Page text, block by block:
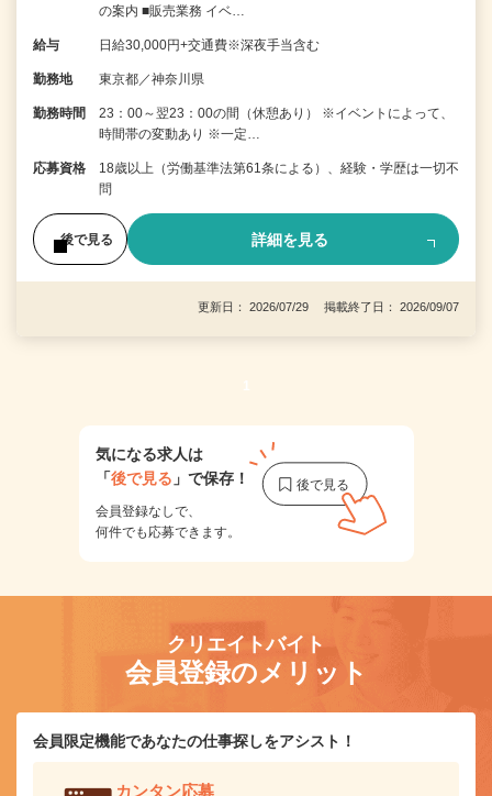
の案内 ■販売業務 イベ…
給与 日給30,000円+交通費※深夜手当含む
勤務地 東京都／神奈川県
勤務時間
23：00～翌23：00の間（休憩あり） ※イベントによって、
時間帯の変動あり ※一定…
応募資格
18歳以上（労働基準法第61条による）、経験・学歴は一切不
問
後で見る 詳細を見る
更新日： 2026/07/29 掲載終了日： 2026/09/07
1
気になる求人は
「後で見る 」で保存！
会員登録なしで、
何件でも応募できます。
クリエイトバイト
会員登録のメリット
会員限定機能であなたの仕事探しをアシスト！
カンタン応募